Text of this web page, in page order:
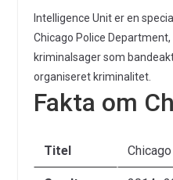
Intelligence Unit er en
Chicago Police
kriminalsager som
organiseret kriminalitet.
Fakta om
Titel Chicago